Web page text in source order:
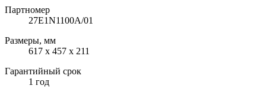
Партномер
27E1N1100A/01
Размеры, мм
617 x 457 x 211
Гарантийный срок
1 год